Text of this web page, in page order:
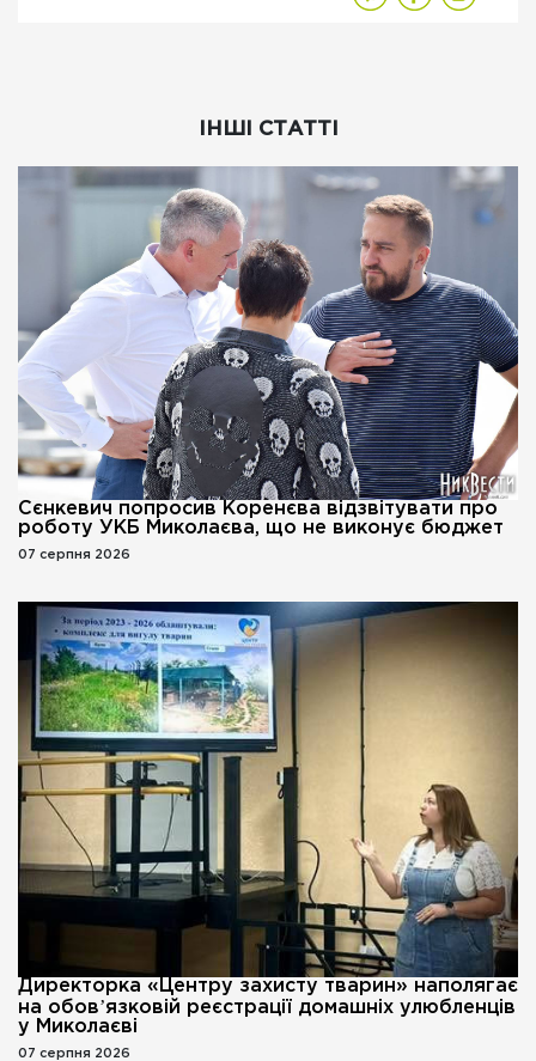
ІНШІ СТАТТІ
Сєнкевич попросив Коренєва відзвітувати про
роботу УКБ Миколаєва, що не виконує бюджет
07 серпня 2026
Директорка «Центру захисту тварин» наполягає
на обовʼязковій реєстрації домашніх улюбленців
у Миколаєві
07 серпня 2026